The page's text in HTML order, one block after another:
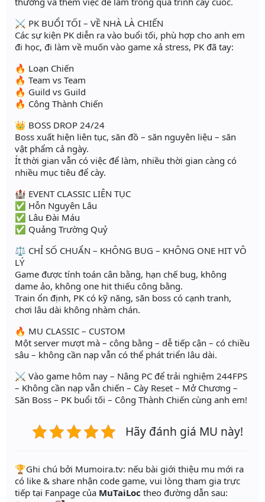
⚔️ PK BUỔI TỐI – VỀ NHÀ LÀ CHIẾN
Các sự kiện PK diễn ra vào buổi tối, phù hợp cho anh em
đi học, đi làm về muốn vào game xả stress, PK đã tay:
🔥 Loạn Chiến
🔥 Team vs Team
🔥 Guild vs Guild
🔥 Công Thành Chiến
👑 BOSS DROP 24/24
Boss xuất hiện liên tục, săn đồ – săn nguyên liệu – săn
vật phẩm cả ngày.
Ít thời gian vẫn có việc để làm, nhiều thời gian càng có
nhiều mục tiêu để cày.
🏰 EVENT CLASSIC LIÊN TỤC
✅ Hỗn Nguyên Lâu
✅ Lâu Đài Máu
✅ Quảng Trường Quỷ
⚖️ CHỈ SỐ CHUẨN – KHÔNG BUG – KHÔNG ONE HIT VÔ
LÝ
Game được tính toán cân bằng, hạn chế bug, không
dame ảo, không one hit thiếu công bằng.
Train ổn định, PK có kỹ năng, săn boss có cạnh tranh,
chơi lâu dài không nhàm chán.
🔥 MU CLASSIC – CUSTOM
Một server mượt mà – công bằng – dễ tiếp cận – có chiều
sâu – không cần nạp vẫn có thể phát triển lâu dài.
⚔️ Vào game hôm nay – Nâng PC để trải nghiệm 244FPS
– Không cần nạp vẫn chiến – Cày Reset – Mở Chương –
Săn Boss – PK buổi tối – Công Thành Chiến cùng anh em!
Hãy đánh giá MU này!
️🏆Ghi chú bởi Mumoira.tv: nếu bài giới thiệu mu mới ra
có like & share nhận code game, vui lòng tham gia trực
tiếp tại Fanpage của MuTaiLoc theo đường dẫn sau: